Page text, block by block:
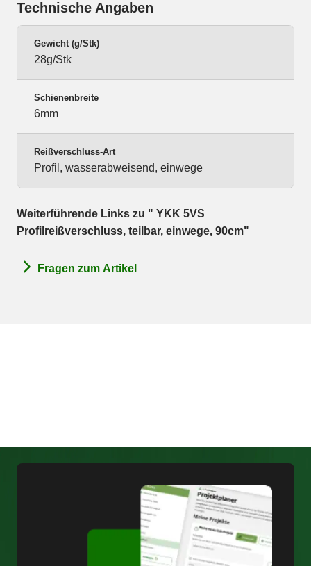
Technische Angaben
Gewicht (g/Stk)
28g/Stk
Schienenbreite
6mm
Reißverschluss-Art
Profil, wasserabweisend, einwege
Weiterführende Links zu " YKK 5VS
Profilreißverschluss, teilbar, einwege, 90cm"
Fragen zum Artikel